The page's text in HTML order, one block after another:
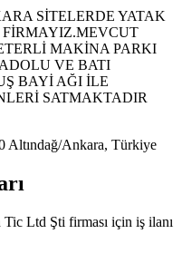
SİTELERDE YATAK
MAKİNA PARKI
VE BATI
BAYİ AĞI İLE
SATMAKTADIR
Altındağ/Ankara, Türkiye
Tic Ltd Şti firması için iş ilanı